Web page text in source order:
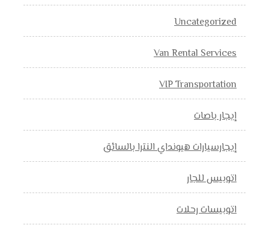
Uncategorized
Van Rental Services
VIP Transportation
إيجار باصات
إيجارسيارات هيونداي النترا بالسائق
اتوبيس للجار
اتوبيسات رحلات